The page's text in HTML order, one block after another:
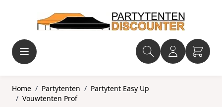
Home / Partytenten / Partytent Easy Up
/ Vouwtenten Prof